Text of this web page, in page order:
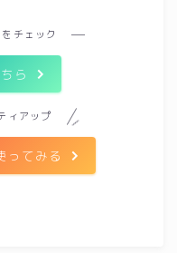
チェック
ら
ィアップ
てみる